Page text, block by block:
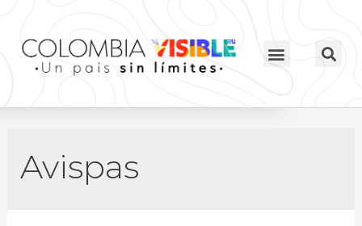
Avispas